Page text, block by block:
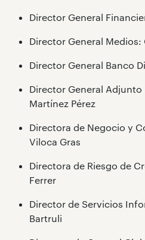
Director General
Director General
Director General Banco
Director General
Martínez Pérez
Directora de Negocio y
Viloca Gras
Directora de Riesgo de
Ferrer
Director de Servicios
Bartruli